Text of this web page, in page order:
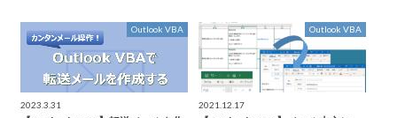
Outlook VBA
2023.3.31
Outlook VBA
2021.12.17